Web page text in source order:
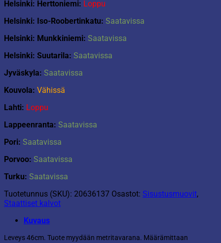
Helsinki: Herttoniemi: Loppu
Helsinki: Iso-Roobertinkatu: Saatavissa
Helsinki: Munkkiniemi: Saatavissa
Helsinki: Suutarila: Saatavissa
Jyväskyla: Saatavissa
Kouvola: Vähissä
Lahti: Loppu
Lappeenranta: Saatavissa
Pori: Saatavissa
Porvoo: Saatavissa
Turku: Saatavissa
Tuotetunnus (SKU): 20636137 Osastot: Sisustusmuovit,
Staattiset kalvot
Kuvaus
Leveys 46cm. Tuote myydään metritavarana. Määrämittaan